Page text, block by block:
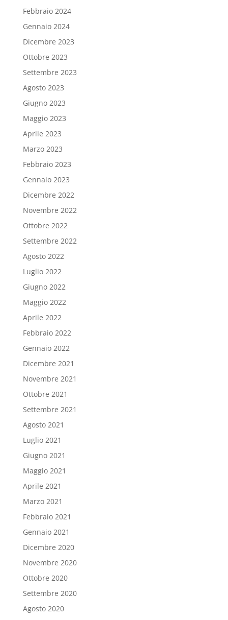
Febbraio 2024
Gennaio 2024
Dicembre 2023
Ottobre 2023
Settembre 2023
Agosto 2023
Giugno 2023
Maggio 2023
Aprile 2023
Marzo 2023
Febbraio 2023
Gennaio 2023
Dicembre 2022
Novembre 2022
Ottobre 2022
Settembre 2022
Agosto 2022
Luglio 2022
Giugno 2022
Maggio 2022
Aprile 2022
Febbraio 2022
Gennaio 2022
Dicembre 2021
Novembre 2021
Ottobre 2021
Settembre 2021
Agosto 2021
Luglio 2021
Giugno 2021
Maggio 2021
Aprile 2021
Marzo 2021
Febbraio 2021
Gennaio 2021
Dicembre 2020
Novembre 2020
Ottobre 2020
Settembre 2020
Agosto 2020